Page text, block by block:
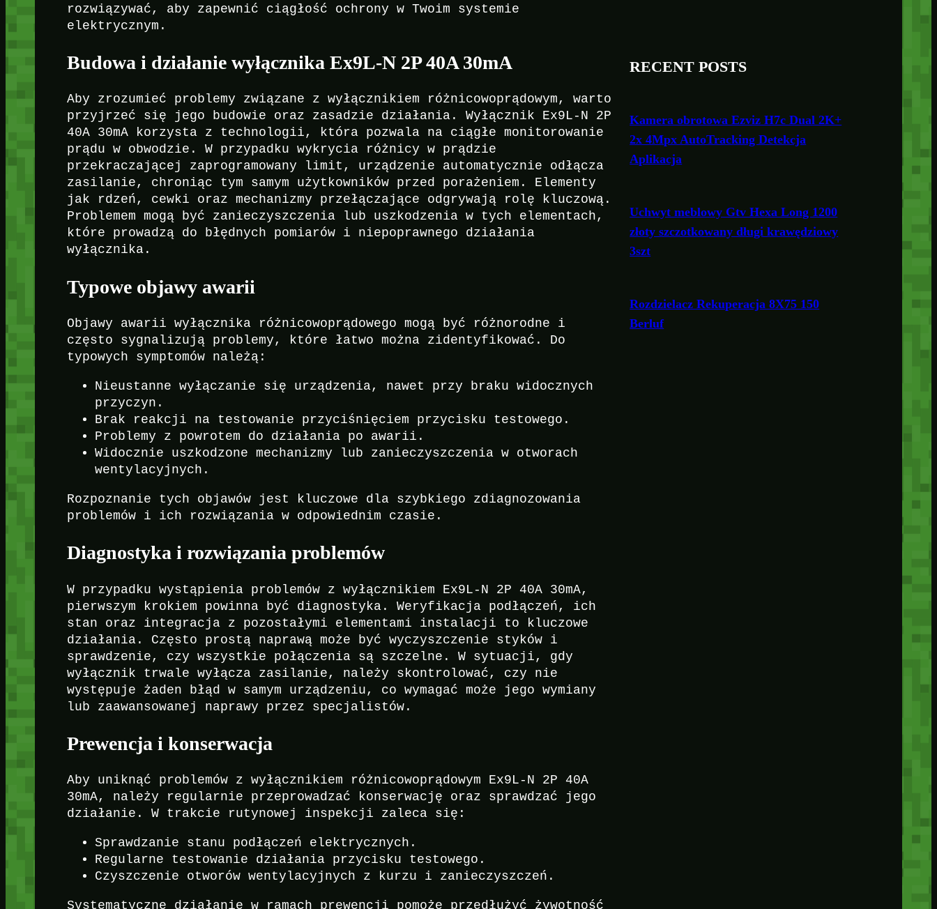
rozwiązywać, aby zapewnić ciągłość ochrony w Twoim systemie
elektrycznym.
Budowa i działanie wyłącznika Ex9L-N 2P 40A 30mA
Aby zrozumieć problemy związane z wyłącznikiem różnicowoprądowym, warto
przyjrzeć się jego budowie oraz zasadzie działania. Wyłącznik Ex9L-N 2P
40A 30mA korzysta z technologii, która pozwala na ciągłe monitorowanie
prądu w obwodzie. W przypadku wykrycia różnicy w prądzie
przekraczającej zaprogramowany limit, urządzenie automatycznie odłącza
zasilanie, chroniąc tym samym użytkowników przed porażeniem. Elementy
jak rdzeń, cewki oraz mechanizmy przełączające odgrywają rolę kluczową.
Problemem mogą być zanieczyszczenia lub uszkodzenia w tych elementach,
które prowadzą do błędnych pomiarów i niepoprawnego działania
wyłącznika.
Typowe objawy awarii
Objawy awarii wyłącznika różnicowoprądowego mogą być różnorodne i
często sygnalizują problemy, które łatwo można zidentyfikować. Do
typowych symptomów należą:
Nieustanne wyłączanie się urządzenia, nawet przy braku widocznych
przyczyn.
Brak reakcji na testowanie przyciśnięciem przycisku testowego.
Problemy z powrotem do działania po awarii.
Widocznie uszkodzone mechanizmy lub zanieczyszczenia w otworach
wentylacyjnych.
Rozpoznanie tych objawów jest kluczowe dla szybkiego zdiagnozowania
problemów i ich rozwiązania w odpowiednim czasie.
Diagnostyka i rozwiązania problemów
W przypadku wystąpienia problemów z wyłącznikiem Ex9L-N 2P 40A 30mA,
pierwszym krokiem powinna być diagnostyka. Weryfikacja podłączeń, ich
stan oraz integracja z pozostałymi elementami instalacji to kluczowe
działania. Często prostą naprawą może być wyczyszczenie styków i
sprawdzenie, czy wszystkie połączenia są szczelne. W sytuacji, gdy
wyłącznik trwale wyłącza zasilanie, należy skontrolować, czy nie
występuje żaden błąd w samym urządzeniu, co wymagać może jego wymiany
lub zaawansowanej naprawy przez specjalistów.
Prewencja i konserwacja
Aby uniknąć problemów z wyłącznikiem różnicowoprądowym Ex9L-N 2P 40A
30mA, należy regularnie przeprowadzać konserwację oraz sprawdzać jego
działanie. W trakcie rutynowej inspekcji zaleca się:
Sprawdzanie stanu podłączeń elektrycznych.
Regularne testowanie działania przycisku testowego.
Czyszczenie otworów wentylacyjnych z kurzu i zanieczyszczeń.
Systematyczne działanie w ramach prewencji pomoże przedłużyć żywotność
RECENT POSTS
Kamera obrotowa Ezviz H7c Dual 2K+
2x 4Mpx AutoTracking Detekcja
Aplikacja
Uchwyt meblowy Gtv Hexa Long 1200
złoty szczotkowany długi krawędziowy
3szt
Rozdzielacz Rekuperacja 8X75 150
Berluf